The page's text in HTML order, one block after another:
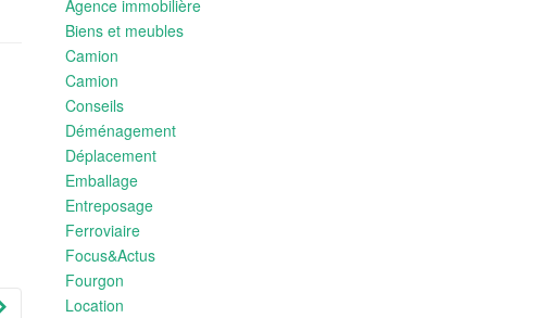
Agence immobilière
Biens et meubles
Camion
Camion
Conseils
Déménagement
Déplacement
Emballage
Entreposage
Ferroviaire
Focus&Actus
Fourgon
Location